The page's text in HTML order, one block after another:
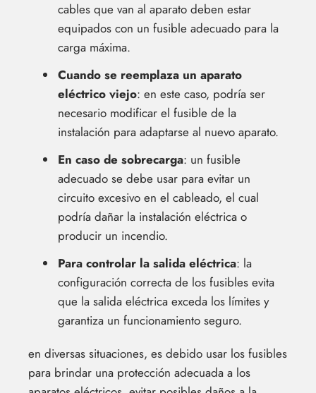
cables que van al aparato deben estar
equipados con un fusible adecuado para la
carga máxima.
Cuando se reemplaza un aparato
eléctrico viejo: en este caso, podría ser
necesario modificar el fusible de la
instalación para adaptarse al nuevo aparato.
En caso de sobrecarga: un fusible
adecuado se debe usar para evitar un
circuito excesivo en el cableado, el cual
podría dañar la instalación eléctrica o
producir un incendio.
Para controlar la salida eléctrica: la
configuración correcta de los fusibles evita
que la salida eléctrica exceda los límites y
garantiza un funcionamiento seguro.
en diversas situaciones, es debido usar los fusibles
para brindar una protección adecuada a los